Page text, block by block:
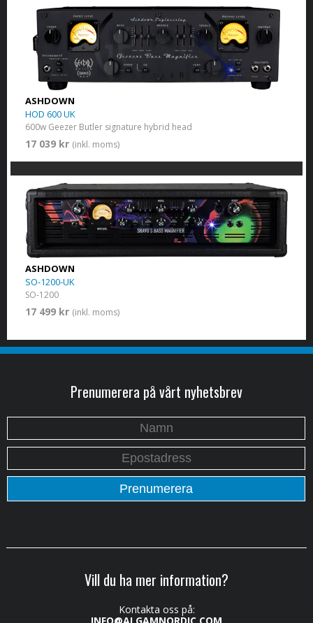
ASHDOWN
HOD 600 UK
600w Geezer Butler signature hybrid head
17 039 kr (inkl. moms)
ASHDOWN
SO-1200-UK
SO-1200
17 499 kr (inkl. moms)
Prenumerera på vårt nyhetsbrev
Vill du ha mer information?
Kontakta oss på:
INFO@ALGAMNORDIC.COM